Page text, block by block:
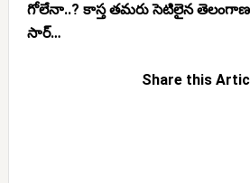
గోలేనా..? కాస్త తమరు సెటిలైన తెలంగాణ
సార్…
Share this